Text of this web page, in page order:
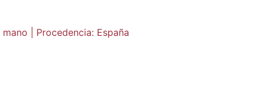
| Procedencia: España